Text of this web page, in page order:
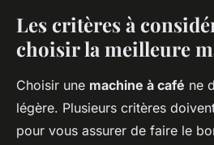
Les critères à
choisir la meilleure
Choisir une machine à café ne
légère. Plusieurs critères
pour vous assurer de faire le